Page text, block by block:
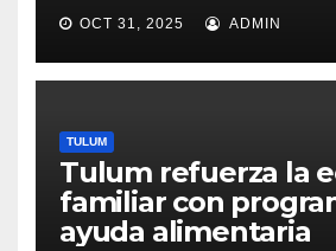
OCT 31, 2025 ADMIN
TULUM
Tulum refuerza la
familiar con
ayuda alimentaria